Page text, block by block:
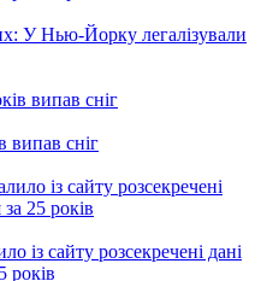
У Нью-Йорку легалізували
випав сніг
із сайту розсекречені дані
років